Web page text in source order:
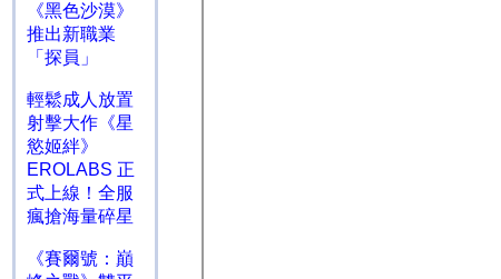
《黑色沙漠》
推出新職業
「探員」
輕鬆成人放置
射擊大作《星
慾姬絆》
EROLABS 正
式上線！全服
瘋搶海量碎星
《賽爾號：巔